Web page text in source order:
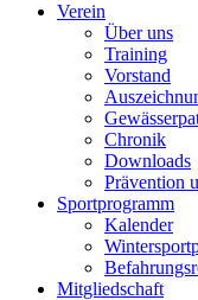
Verein
Über uns
Training
Vorstand
Chronik
Downloads
Prävention
Sportprogramm
Kalender
Mitgliedschaft